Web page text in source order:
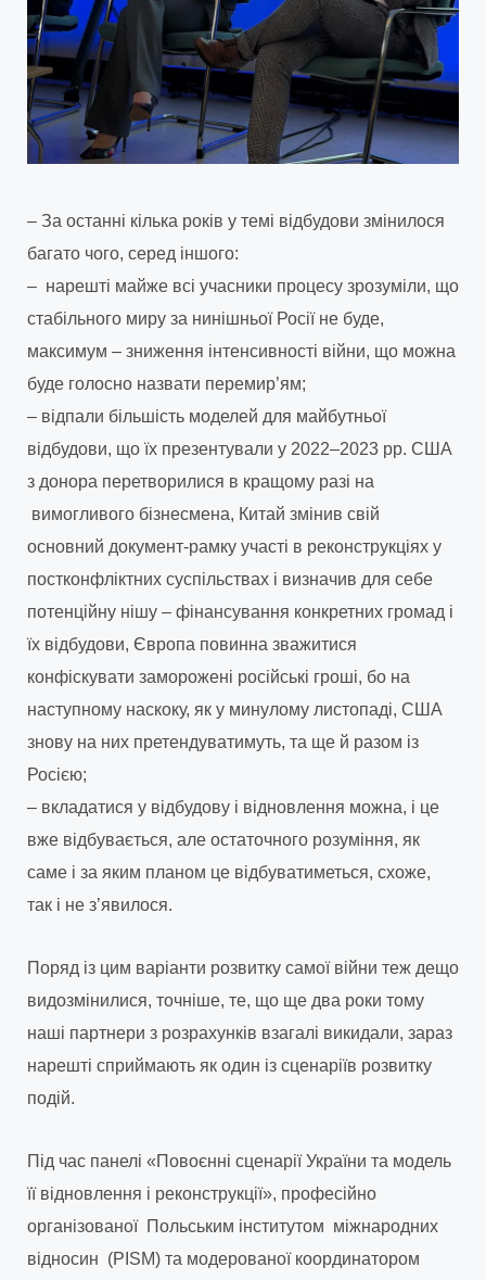
– За останні кілька років у темі відбудови змінилося
багато чого, серед іншого:
– нарешті майже всі учасники процесу зрозуміли, що
стабільного миру за нинішньої Росії не буде,
максимум – зниження інтенсивності війни, що можна
буде голосно назвати перемир’ям;
– відпали більшість моделей для майбутньої
відбудови, що їх презентували у 2022–2023 рр. США
з донора перетворилися в кращому разі на
вимогливого бізнесмена, Китай змінив свій
основний документ-рамку участі в реконструкціях у
постконфліктних суспільствах і визначив для себе
потенційну нішу – фінансування конкретних громад і
їх відбудови, Європа повинна зважитися
конфіскувати заморожені російські гроші, бо на
наступному наскоку, як у минулому листопаді, США
знову на них претендуватимуть, та ще й разом із
Росією;
– вкладатися у відбудову і відновлення можна, і це
вже відбувається, але остаточного розуміння, як
саме і за яким планом це відбуватиметься, схоже,
так і не з’явилося.
Поряд із цим варіанти розвитку самої війни теж дещо
видозмінилися, точніше, те, що ще два роки тому
наші партнери з розрахунків взагалі викидали, зараз
нарешті сприймають як один із сценаріїв розвитку
подій.
Під час панелі «Повоєнні сценарії України та модель
її відновлення і реконструкції», професійно
організованої Польським інститутом міжнародних
відносин (PISM) та модерованої координатором